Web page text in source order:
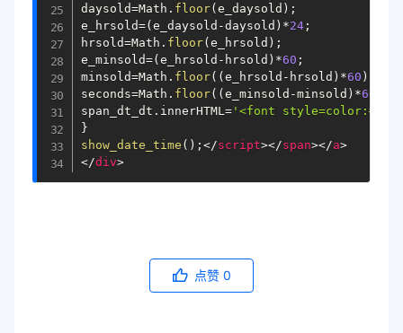
daysold=Math . floor(e_daysold ) ;
e_hrsold=(e_daysold -daysold ) *24 ;
hrsold=Math . floor(e_hrsold ) ;
e_minsold=(e_hrsold - hrsold ) *60 ;
minsold=Math . floor( (e_hrsold - hrsold ) *60 )
seconds=Math . floor( (e_minsold -minsold ) *60
span_dt_dt . innerHTML= '<font
}
show_date_time ( ) ;</script></span></a>
</div>
点赞 0